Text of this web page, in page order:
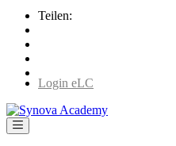
Teilen:
Login eLC